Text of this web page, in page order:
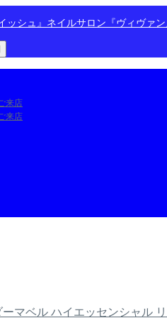
ッシュ』ネイルサロン『ヴィヴァ
来店
来店